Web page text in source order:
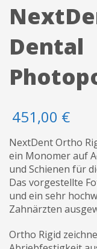
Dental
451,00 €
NextDent Ortho
ein Monomer auf
und Schienen für
Das vorgestellte
und ein sehr
Zahnärzten
Ortho Rigid